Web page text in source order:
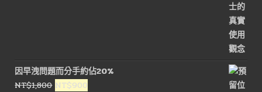
因早洩問題而分手約佔20%
NT$1,800 原
NT$900